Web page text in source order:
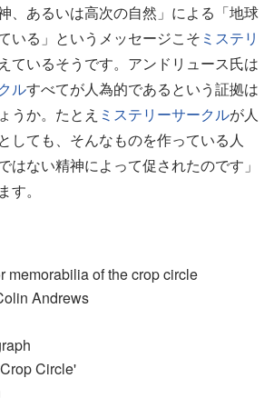
、あるいは高次の自然」による「地球
いる」というメッセージこそ ミステリ
ているそうです。アンドリュース氏は
ルすべてが人為的であるという証拠は
うか。たとえ ミステリーサークルが人
しても、そんなものを作っている人
はない精神によって促されたのです」
す。
memorabilia of the crop circle
Andrews
Circle'